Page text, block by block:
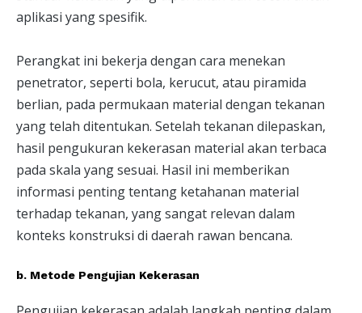
aplikasi yang spesifik.
Perangkat ini bekerja dengan cara menekan
penetrator, seperti bola, kerucut, atau piramida
berlian, pada permukaan material dengan tekanan
yang telah ditentukan. Setelah tekanan dilepaskan,
hasil pengukuran kekerasan material akan terbaca
pada skala yang sesuai. Hasil ini memberikan
informasi penting tentang ketahanan material
terhadap tekanan, yang sangat relevan dalam
konteks konstruksi di daerah rawan bencana.
b. Metode Pengujian Kekerasan